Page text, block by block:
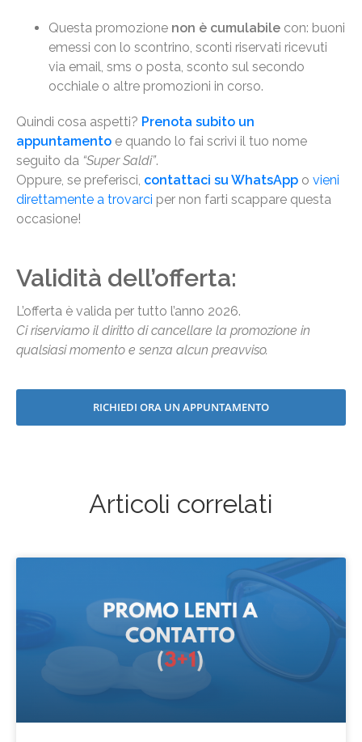
Questa promozione non è cumulabile con: buoni
emessi con lo scontrino, sconti riservati ricevuti
via email, sms o posta, sconto sul secondo
occhiale o altre promozioni in corso.
Quindi cosa aspetti? Prenota subito un
appuntamento e quando lo fai scrivi il tuo nome
seguito da “Super Saldi”.
Oppure, se preferisci, contattaci su WhatsApp o vieni
direttamente a trovarci per non farti scappare questa
occasione!
Validità dell’offerta:
L’offerta è valida per tutto l’anno 2026.
Ci riserviamo il diritto di cancellare la promozione in
qualsiasi momento e senza alcun preavviso.
RICHIEDI ORA UN APPUNTAMENTO
Articoli correlati